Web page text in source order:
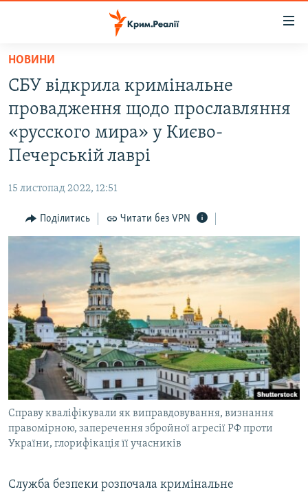
Перейти
основного
матеріалу
Перейти
до
основної
Перейти
пошуку
ВОДА.КРИМ
ВІДЕО ТА ФОТО
ПОЛІТИКА
ІНТЕРВ'Ю
СПЕЦПРОЕКТИ
ДЕПОРТАЦІЯ
ВІДЕОУРОКИ «ELIFBE»
СВІДЧЕННЯ ОКУПАЦІЇ
УКРАЇНСЬКА ПРОБЛЕМА КРИМУ
ІНФОГРАФІКА
ЯК ОБІЙТИ БЛОКУВАННЯ
Русский
Qırımtatar
ДОЛУЧАЙСЯ!
НОВИНИ
СБУ відкрила кримінальне
провадження щодо прославляння
«русского мира» у Києво-
Печерській лаврі
15 листопад 2022, 12:51
Поділитись Читати без VPN
Справу кваліфікували як виправдовування, визнання
правомірною, заперечення збройної агресії РФ проти
України, глорифікація її учасників
Служба безпеки розпочала кримінальне